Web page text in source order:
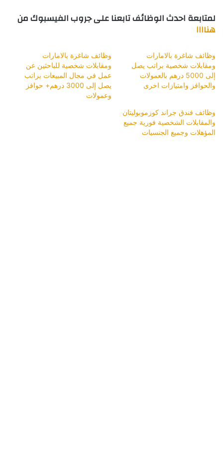
لمتابعة احدث الوظائف تابعنا على جروب الفيسبوك من
هناااا
وظائف شاغرة بالامارات
ومقابلات شخصية براتب يصل
إلى 5000 درهم بالعمولات
والحوافز وامتيازات اخرى
وظائف شاغرة بالامارات
ومقابلات شخصية للباحثين عن
عمل في مجال المبيعات براتب
يصل إلى 3000 درهم+ حوافز
وعمولات
وظائف فندق جراند كوزموبوليتان
والمقابلات الشخصية فورية جميع
المؤهلات وجميع الجنسيات